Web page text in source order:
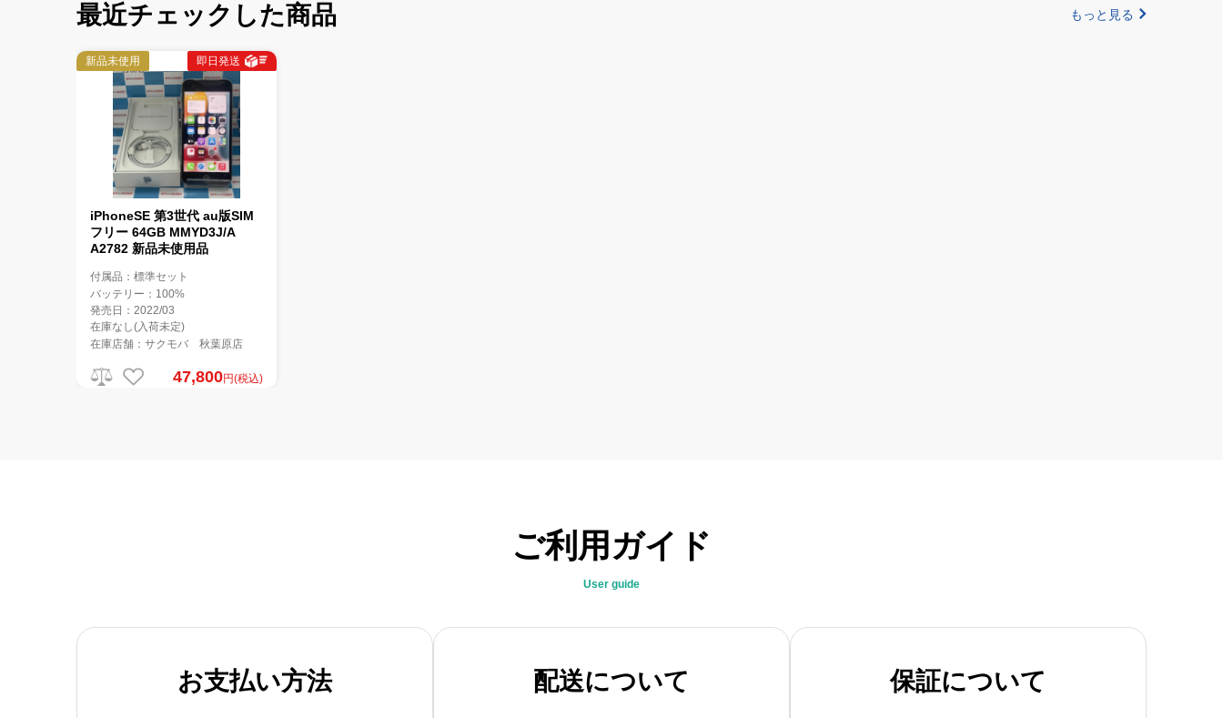
最近チェックした商品 もっと見る
新品未使用 即日発送
iPhoneSE 第3世代 au版SIM
フリー 64GB MMYD3J/A
A2782 新品未使用品
付属品：標準セット
バッテリー：100%
発売日：2022/03
在庫なし(入荷未定)
在庫店舗：サクモバ 秋葉原店
47,800円(税込)
ご利用ガイド
User guide
お支払い方法 配送について 保証について